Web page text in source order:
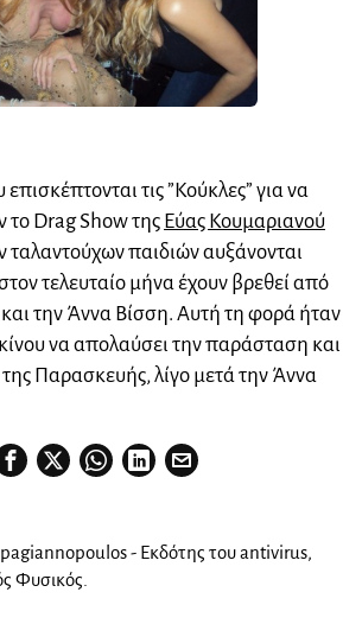
τις ”Κούκλες” για να
Drag Show της Εύας Κουμαριανού
ταλαντούχων παιδιών αυξάνονται
τελευταίο μήνα έχουν βρεθεί από
την Άννα Βίσση. Αυτή τη φορά ήταν
να απολαύσει την παράσταση και
Παρασκευής, λίγο μετά την Άννα
- Εκδότης του antivirus,
Φυσικός.